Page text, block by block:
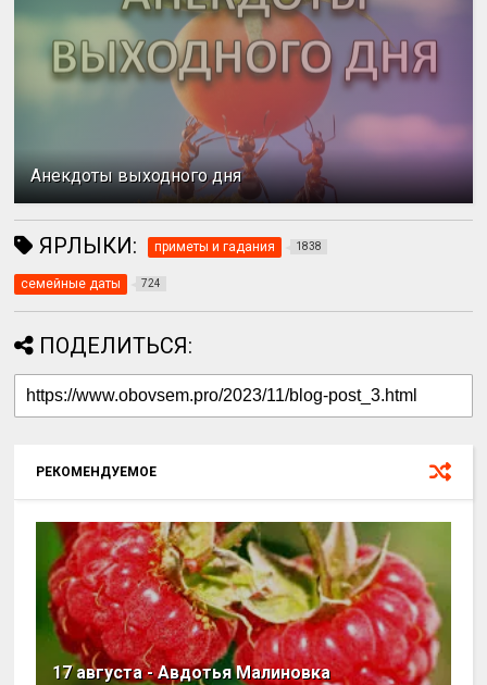
Анекдоты выходного дня
ЯРЛЫКИ: приметы и гадания 1838
семейные даты 724
ПОДЕЛИТЬСЯ:
РЕКОМЕНДУЕМОЕ
17 августа - Авдотья Малиновка